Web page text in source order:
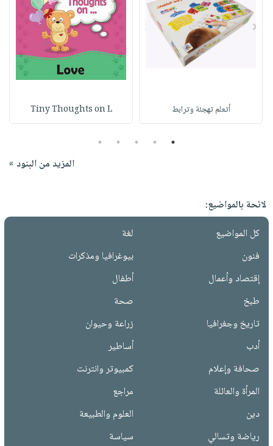
أتعلم تهجئة وترابط Tiny Thoughts on L
1
2
3
4
5
المزيد من البنود »
لائحة بالمواضيع:
كل المواضيع
لغة
فنون
بيوغرافيا ومذكرات
إقتصاد وأعمال
أطفال
طبخ
صحة
تاريخ وجغرافيا
زراعة وحيوان
أدب
أساطير
صحافة وإعلام
كمبيوتر وانترنت
المرأة والعائلة
مراجع
دين
العلوم والطبيعة
رياضة وتسالي
سياسة